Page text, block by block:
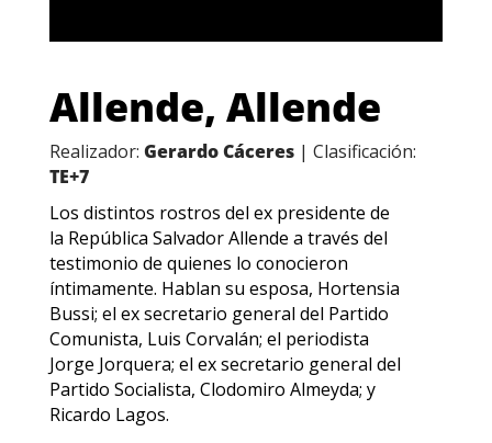
Allende, Allende
Realizador: Gerardo Cáceres| Clasificación:
TE+7
Los distintos rostros del ex presidente de
la República Salvador Allende a través del
testimonio de quienes lo conocieron
íntimamente. Hablan su esposa, Hortensia
Bussi; el ex secretario general del Partido
Comunista, Luis Corvalán; el periodista
Jorge Jorquera; el ex secretario general del
Partido Socialista, Clodomiro Almeyda; y
Ricardo Lagos.